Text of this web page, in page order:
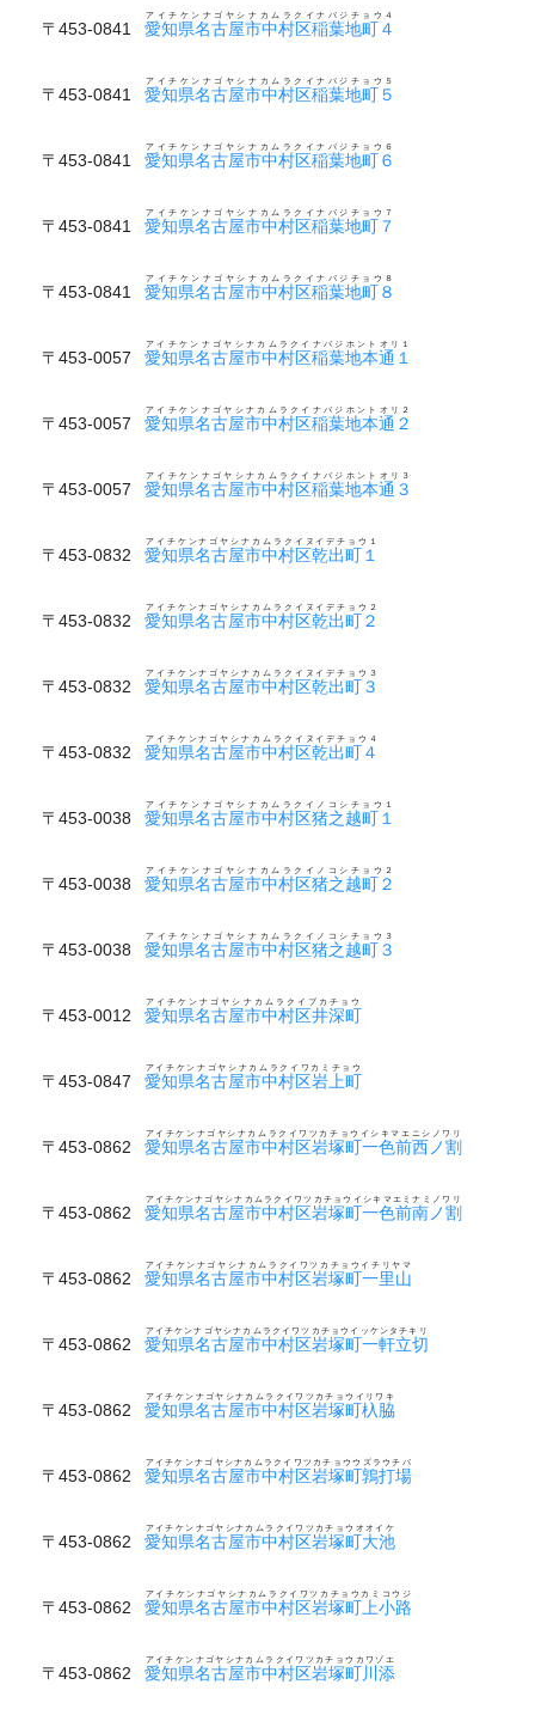
〒453-0841 愛知県名古屋市中村区稲葉地町４
アイチケンナゴヤシナカムラクイナバジチョウ４
〒453-0841 愛知県名古屋市中村区稲葉地町５
アイチケンナゴヤシナカムラクイナバジチョウ５
〒453-0841 愛知県名古屋市中村区稲葉地町６
アイチケンナゴヤシナカムラクイナバジチョウ６
〒453-0841 愛知県名古屋市中村区稲葉地町７
アイチケンナゴヤシナカムラクイナバジチョウ７
〒453-0841 愛知県名古屋市中村区稲葉地町８
アイチケンナゴヤシナカムラクイナバジチョウ８
〒453-0057 愛知県名古屋市中村区稲葉地本通１
アイチケンナゴヤシナカムラクイナバジホントオリ１
〒453-0057 愛知県名古屋市中村区稲葉地本通２
アイチケンナゴヤシナカムラクイナバジホントオリ２
〒453-0057 愛知県名古屋市中村区稲葉地本通３
アイチケンナゴヤシナカムラクイナバジホントオリ３
〒453-0832 愛知県名古屋市中村区乾出町１
アイチケンナゴヤシナカムラクイヌイデチョウ１
〒453-0832 愛知県名古屋市中村区乾出町２
アイチケンナゴヤシナカムラクイヌイデチョウ２
〒453-0832 愛知県名古屋市中村区乾出町３
アイチケンナゴヤシナカムラクイヌイデチョウ３
〒453-0832 愛知県名古屋市中村区乾出町４
アイチケンナゴヤシナカムラクイヌイデチョウ４
〒453-0038 愛知県名古屋市中村区猪之越町１
アイチケンナゴヤシナカムラクイノコシチョウ１
〒453-0038 愛知県名古屋市中村区猪之越町２
アイチケンナゴヤシナカムラクイノコシチョウ２
〒453-0038 愛知県名古屋市中村区猪之越町３
アイチケンナゴヤシナカムラクイノコシチョウ３
〒453-0012 愛知県名古屋市中村区井深町
アイチケンナゴヤシナカムラクイブカチョウ
〒453-0847 愛知県名古屋市中村区岩上町
アイチケンナゴヤシナカムラクイワカミチョウ
〒453-0862 愛知県名古屋市中村区岩塚町一色前西ノ割
アイチケンナゴヤシナカムラクイワツカチョウイシキマエニシノワリ
〒453-0862 愛知県名古屋市中村区岩塚町一色前南ノ割
アイチケンナゴヤシナカムラクイワツカチョウイシキマエミナミノワリ
〒453-0862 愛知県名古屋市中村区岩塚町一里山
アイチケンナゴヤシナカムラクイワツカチョウイチリヤマ
〒453-0862 愛知県名古屋市中村区岩塚町一軒立切
アイチケンナゴヤシナカムラクイワツカチョウイッケンタチキリ
〒453-0862 愛知県名古屋市中村区岩塚町杁脇
アイチケンナゴヤシナカムラクイワツカチョウイリワキ
〒453-0862 愛知県名古屋市中村区岩塚町鶉打場
アイチケンナゴヤシナカムラクイワツカチョウウズラウチバ
〒453-0862 愛知県名古屋市中村区岩塚町大池
アイチケンナゴヤシナカムラクイワツカチョウオオイケ
〒453-0862 愛知県名古屋市中村区岩塚町上小路
アイチケンナゴヤシナカムラクイワツカチョウカミコウジ
〒453-0862 愛知県名古屋市中村区岩塚町川添
アイチケンナゴヤシナカムラクイワツカチョウカワゾエ